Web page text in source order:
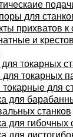
для
прихватов к
и
токарных
для токарных
для
для
станков
для гибочных
для